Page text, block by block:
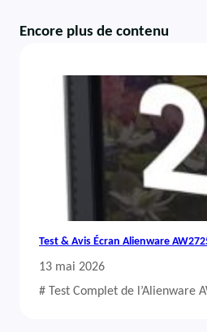
Encore plus de contenu
Test & Avis Écran Alienware
13 mai 2026
# Test Complet de l’Alienware